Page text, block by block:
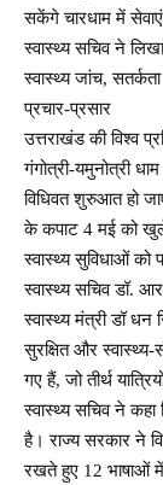
सकेंगे चारधाम में सेवाएं
स्वास्थ्य सचिव ने
स्वास्थ्य जांच,
प्रचार-प्रसार
उत्तराखंड की विश्व
गंगोत्री-यमुनोत्री
विधिवत शुरुआत हो
के कपाट 4 मई को
स्वास्थ्य सुविधाओं
स्वास्थ्य सचिव डॉ.
स्वास्थ्य मंत्री डॉ धन
सुरक्षित और
गए हैं, जो तीर्थ
स्वास्थ्य सचिव ने कहा
है। राज्य सरकार ने
रखते हुए 12 भाषाओं में